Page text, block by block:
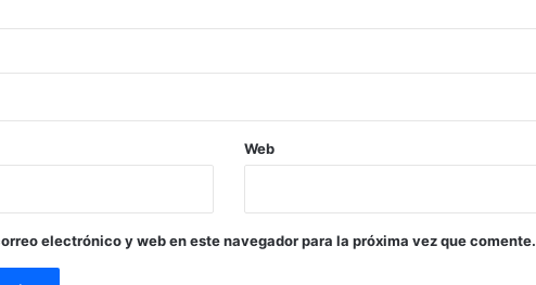
Web
electrónico y web en este navegador para la próxima vez que comente.